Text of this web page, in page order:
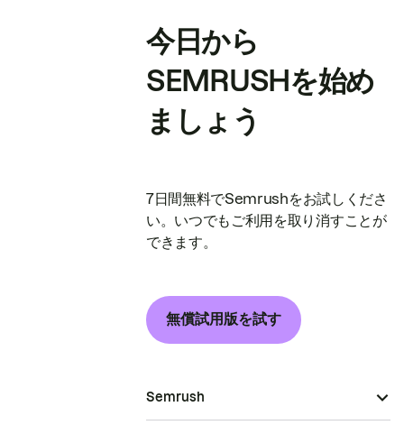
今日から
SEMRUSHを始め
ましょう
7日間無料でSemrushをお試しくださ
い。いつでもご利用を取り消すことが
できます。
無償試用版を試す
Semrush